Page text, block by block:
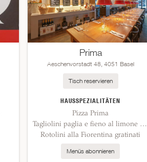
Prima
Aeschenvorstadt 48, 4051 Basel
HAUSSPEZIALITÄTEN
Pizza Prima
Tagliolini paglia e fieno al limone e salmone
Rotolini alla Fiorentina gratinati
Menüs abonnieren
Tisch reservieren